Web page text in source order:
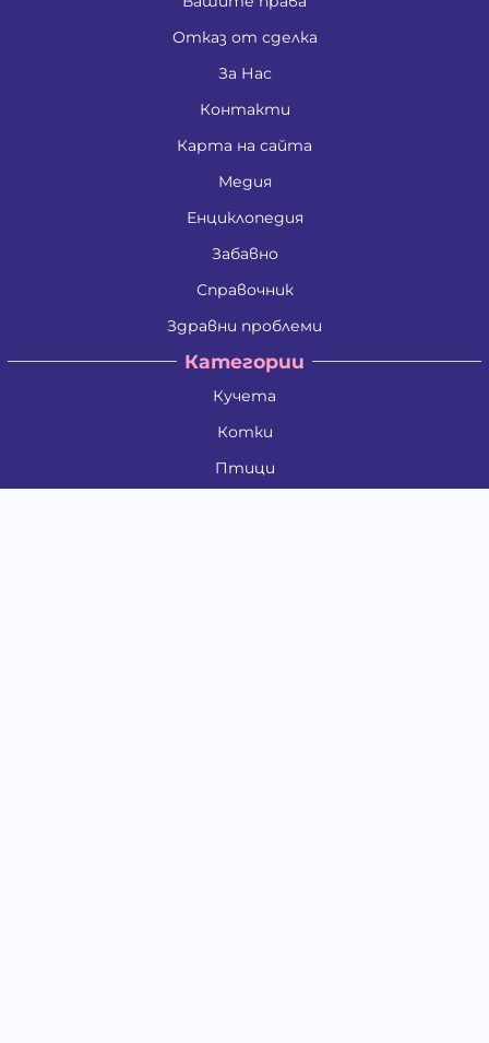
Отказ от сделка
За Нас
Контакти
Карта на сайта
Медия
Енциклопедия
Забавно
Справочник
Здравни проблеми
Категории
Кучета
Котки
Птици